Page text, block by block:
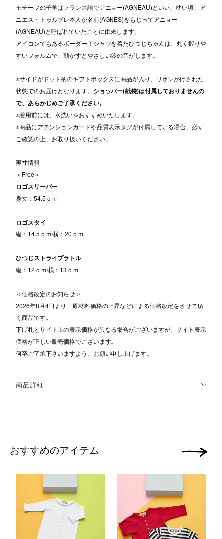
モチーフの子羊はフランス語でアニョー(AGNEAU)といい、幼い頃、ア
ニエス・トゥルブレ本人が名前(AGNES)をもじってアニョー
(AGNEAU)と呼ばれていたことに由来します。
アイコンでもあるボーダーＴシャツを着たひつじちゃんは、丸く握りや
すいフォルムで、動かすとやさしい鈴の音がします。
※サイドがドット柄のギフトボックスに商品が入り、リボンがけされた
状態でのお届けとなります。 ショッパー(紙袋)は付属しておりませんの
で、あらかじめご了承ください。
※着用前には、水洗いをおすすめいたします。
※商品にアテンションカードや品質表示タグが付属している場合、必ず
ご確認の上、お取り扱いください。
実寸情報
＜Free＞
ロゴスリーパー
身丈：54.5ｃｍ
ロゴスタイ
縦：14.5ｃｍ/横：20ｃｍ
ひつじストライプラトル
縦：12ｃｍ/横：13ｃｍ
＜価格改定のお知らせ＞
2026年8月4日より、原材料価格の上昇などによる価格改定をさせて頂
く商品です。
下げ札とサイト上の表示価格が異なる場合がございますが、サイト表示
価格が正しい販売価格でございます。
何卒ご了承下さいますよう、お願い申し上げます。
商品詳細
おすすめのアイテム 次の画像